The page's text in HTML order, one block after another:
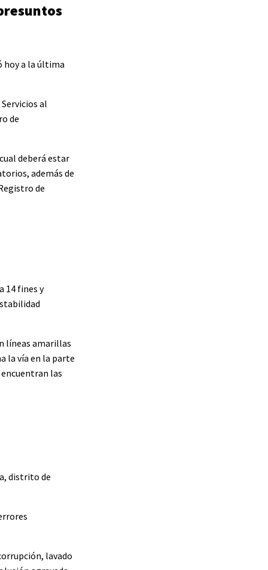
hoy a la última
al
de
deberá estar
además de
de
14 fines y
líneas amarillas
la vía en la parte
las
distrito de
lavado